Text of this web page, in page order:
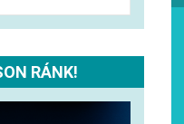
RÁNK!